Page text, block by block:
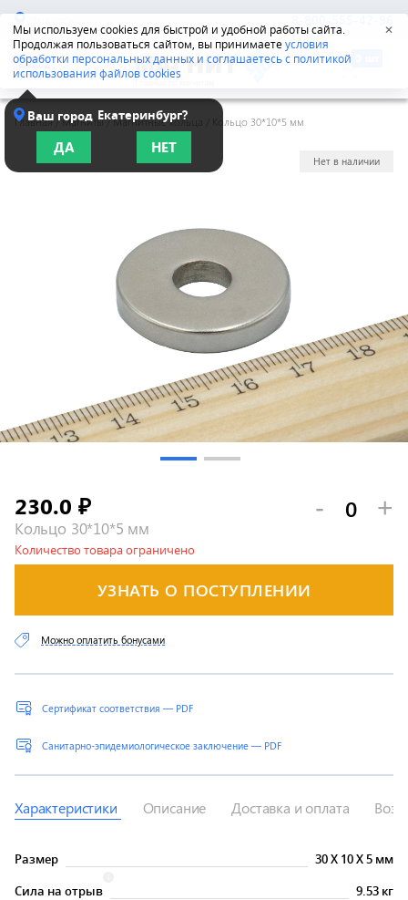
Мы используем cookies для быстрой и удобной работы сайта.
Продолжая пользоваться сайтом, вы принимаетеусловия
обработки персональных данных и соглашаетесь с политикой
использования файлов cookies
✕
Иркутск 8-800-555-42-96
Ваш город Екатеринбург?
ДА НЕТ
Главная /Магниты/Магнитные кольца Кольцо 30*10*5 мм
Нет в наличии
Кольцо 30*10*5 мм
230.0 ₽ - +
УЗНАТЬ О ПОСТУПЛЕНИИ
Количество товара ограничено
Сертификат соответствия — PDF
Санитарно-эпидемиологическое заключение — PDF
Можно оплатить бонусами
Характеристики Описание Доставка и оплата
Размер 30X 10X5 мм
Сила на отрыв
9.53 кг